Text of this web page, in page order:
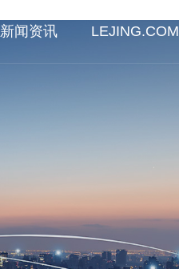
新闻资讯 LEJING.COM